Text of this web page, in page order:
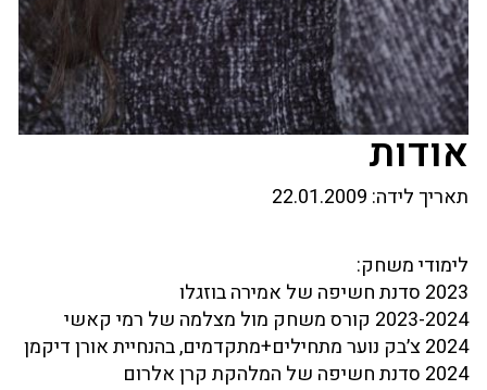
אודות
תאריך לידה:
לימודי משחק:
2023 סדנת חשיפה של אמירה בוזגלו
2023-2024 קורס משחק מול מצלמה של רמי קאשי
2024 צ׳בק נוער מתחילים+מתקדמים, בהנחיית אורן דיקמן
2024 סדנת חשיפה של המלהקת קרן אלרום